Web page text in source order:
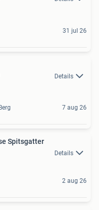
31 jul 26
Details
7 aug 26
Spitsgatter
Details
2 aug 26